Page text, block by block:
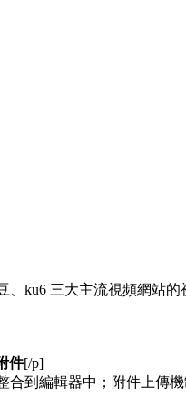
ku6 三大主流視頻網站的
件[/p]
合到編輯器中；附件上傳